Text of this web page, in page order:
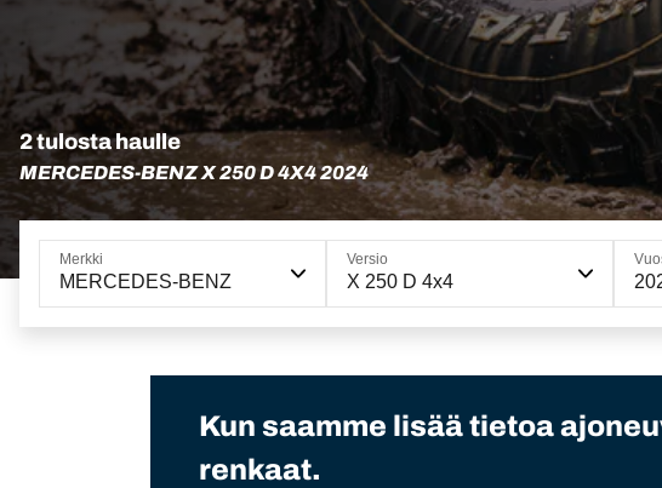
2 tulosta haulle
MERCEDES-BENZ X 250 D 4X4 2024
Merkki
MERCEDES-BENZ
Versio
X 250 D 4x4
Kun saamme lisää tietoa
renkaat.